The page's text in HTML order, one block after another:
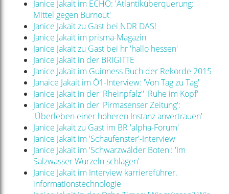
Janice Jakait im ECHO: 'Atlantiküberquerung:
Mittel gegen Burnout'
Janice Jakait zu Gast bei NDR DAS!
Janice Jakait im prisma-Magazin
Janice Jakait zu Gast bei hr 'hallo hessen'
Janice Jakait in der BRIGITTE
Janice Jakait im Guinness Buch der Rekorde 2015
Janaice Jakait im Ö1-Interview: 'Von Tag zu Tag'
Janice Jakait in der 'Rheinpfalz'' 'Ruhe im Kopf'
Janice Jakait in der 'Pirmasenser Zeitung':
'Überleben einer höheren Instanz anvertrauen'
Janice Jakait zu Gast im BR 'alpha-Forum'
Janice Jakait im 'Schaufenster'-Interview
Janice Jakait im 'Schwarzwälder Boten': 'Im
Salzwasser Wurzeln schlagen'
Janice Jakait im Interview karriereführer.
informationstechnologie